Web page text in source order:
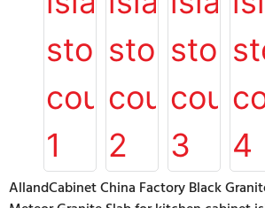
AllandCabinet China Factory Black